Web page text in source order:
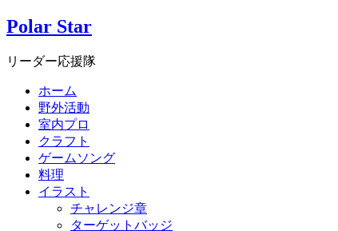
Polar Star
リーダー応援隊
ホーム
野外活動
室内プロ
クラフト
ゲームソング
料理
イラスト
チャレンジ章
ターゲットバッジ